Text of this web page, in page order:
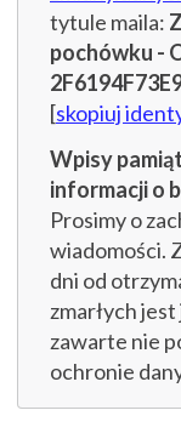
tytule maila:
pochówku -
[skopiuj
Wpisy
informacji o
Prosimy o
wiadomości.
dni od
zmarłych
zawarte nie
ochronie